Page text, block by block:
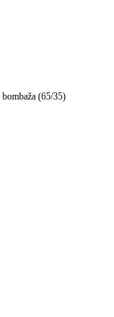
(65/35)